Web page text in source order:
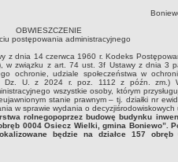
OBWIESZCZENIE
postępowania administracyjnego
z dnia 14 czerwca 1960 r. Kodeks
w związku z art. 74 ust. 3f Ustawy z dnia 3
ochronie, udziale społeczeństwa w
Dz. U. z 2024 r. poz. 1112 z późn. zm.)
wszystkie osoby, którym
stanie prawnym – tj. działki nr
w sprawie wydania o
rolnegopoprzez budowę budynku
0004 Osiecz Wielki, gmina Boniewo”.
będzie na działce 157 obręb